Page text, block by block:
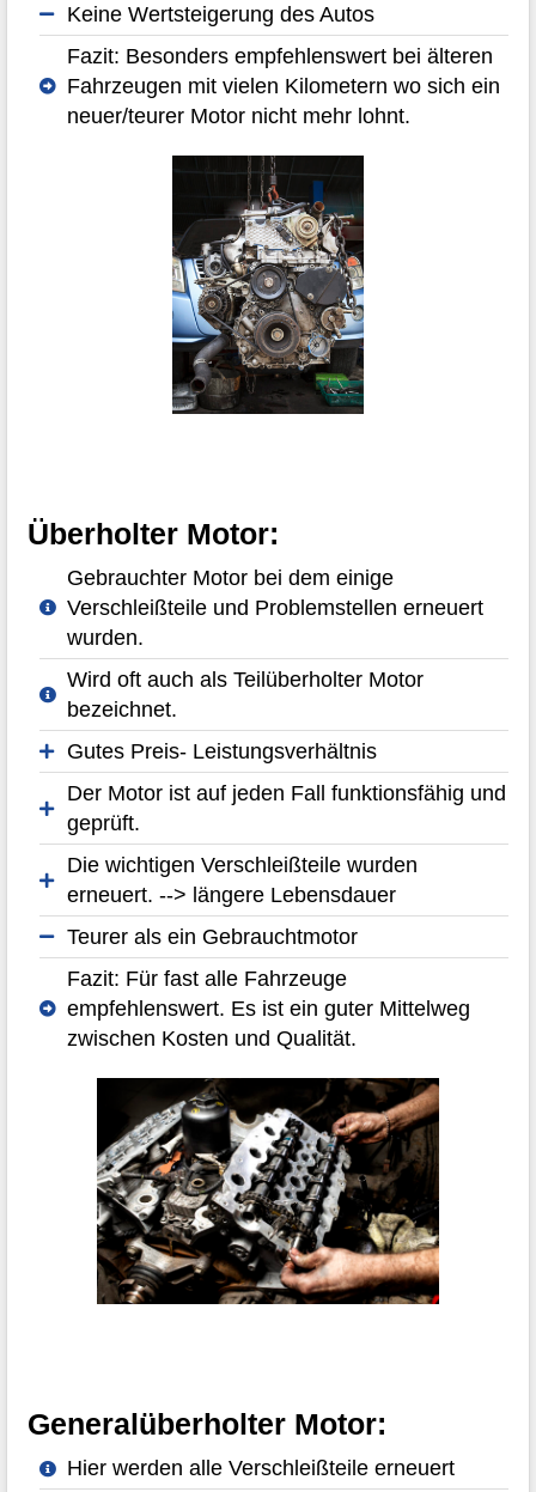
Keine Wertsteigerung des Autos
Fazit: Besonders empfehlenswert bei älteren
Fahrzeugen mit vielen Kilometern wo sich ein
neuer/teurer Motor nicht mehr lohnt.
Überholter Motor:
Gebrauchter Motor bei dem einige
Verschleißteile und Problemstellen erneuert
wurden.
Wird oft auch als Teilüberholter Motor
bezeichnet.
Gutes Preis- Leistungsverhältnis
Der Motor ist auf jeden Fall funktionsfähig und
geprüft.
Die wichtigen Verschleißteile wurden
erneuert. --> längere Lebensdauer
Teurer als ein Gebrauchtmotor
Fazit: Für fast alle Fahrzeuge
empfehlenswert. Es ist ein guter Mittelweg
zwischen Kosten und Qualität.
Generalüberholter Motor:
Hier werden alle Verschleißteile erneuert